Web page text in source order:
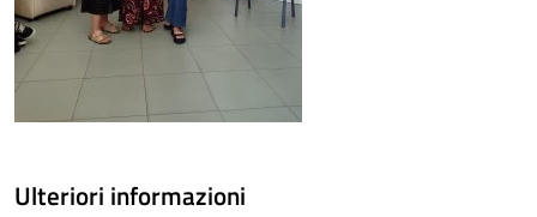
Ulteriori informazioni